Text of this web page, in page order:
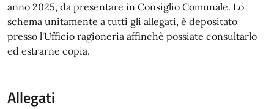
anno 2025, da presentare in Consiglio Comunale. Lo
schema unitamente a tutti gli allegati, è depositato
presso l'Ufficio ragioneria affinchè possiate consultarlo
ed estrarne copia.
Allegati